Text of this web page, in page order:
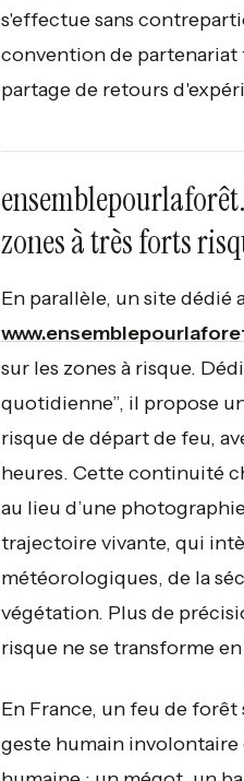
s'effectue sans
convention de
partage de retours
zones à très forts
En parallèle, un site dédié
sur les zones à risque.
quotidienne”, il propose
risque de départ de feu,
heures. Cette continuité
au lieu d’une
trajectoire vivante, qui
météorologiques, de la
végétation. Plus de
risque ne se transforme
En France, un feu de
geste humain involontaire